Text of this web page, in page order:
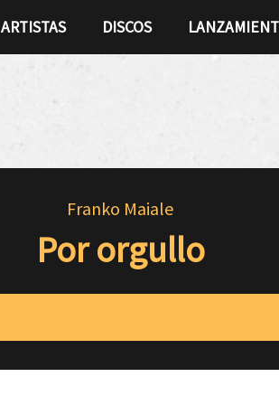
ARTISTAS DISCOS
Franko Maiale
Por orgullo